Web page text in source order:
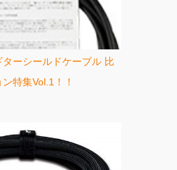
ーシールドケーブル 比
特集Vol.1！！